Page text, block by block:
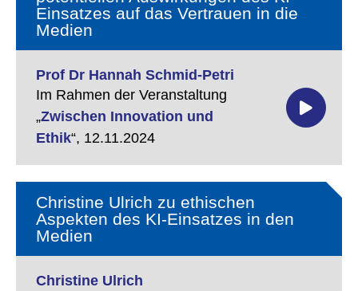
Einsatzes auf das Vertrauen in die
Medien
Prof Dr Hannah Schmid-Petri
Im Rahmen der Veranstaltung
„Zwischen Innovation und
Ethik“, 12.11.2024
Christine Ulrich zu ethischen
Aspekten des KI-Einsatzes in den
Medien
Christine Ulrich